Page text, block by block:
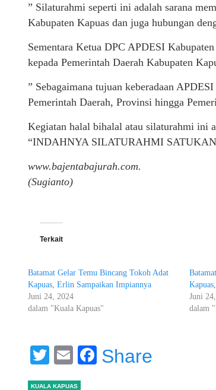
” Silaturahmi seperti ini adalah sarana
Kabupaten Kapuas dan juga hubungan
Sementara Ketua DPC APDESI
kepada Pemerintah Daerah Kabupaten
” Sebagaimana tujuan keberadaan
Pemerintah Daerah, Provinsi hingga
Kegiatan halal bihalal atau silaturahmi ini
“INDAHNYA SILATURAHMI
www.bajentabajurah.com.
(Sugianto)
Terkait
Batamat Gelar Temu Bincang Tokoh Adat
Kapuas, Erlin Sampaikan Impiannya
Juni 24, 2024
dalam "Kuala Kapuas"
Juni
dalam
Twitter
EmailFacebook
Share
KUALA KAPUAS